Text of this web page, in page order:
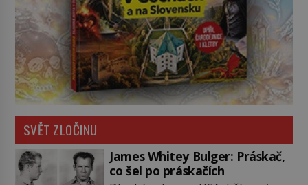
SVĚT ZLOČINU
James Whitey Bulger: Práskač,
co šel po práskačích